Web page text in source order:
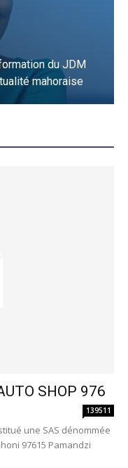
du JDM
mahoraise
SHOP 976
139511
une SAS dénommée
97615 Pamandzi